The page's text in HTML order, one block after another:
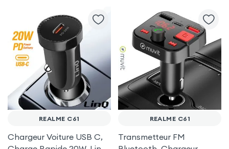
REALME C61
Chargeur Voiture USB C,
REALME C61
Transmetteur FM